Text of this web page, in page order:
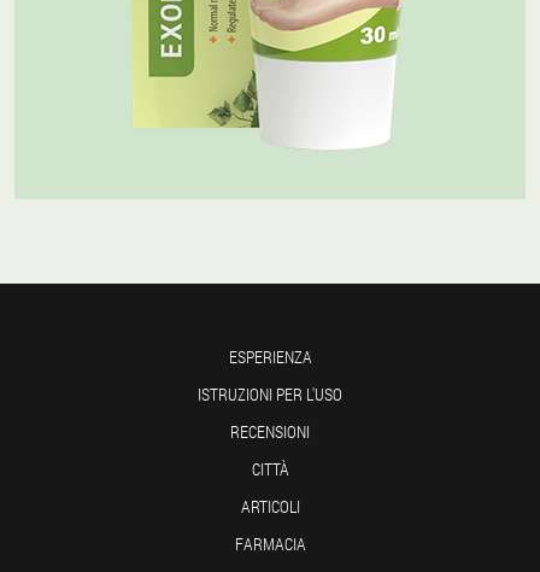
ESPERIENZA
ISTRUZIONI PER L'USO
RECENSIONI
CITTÀ
ARTICOLI
FARMACIA